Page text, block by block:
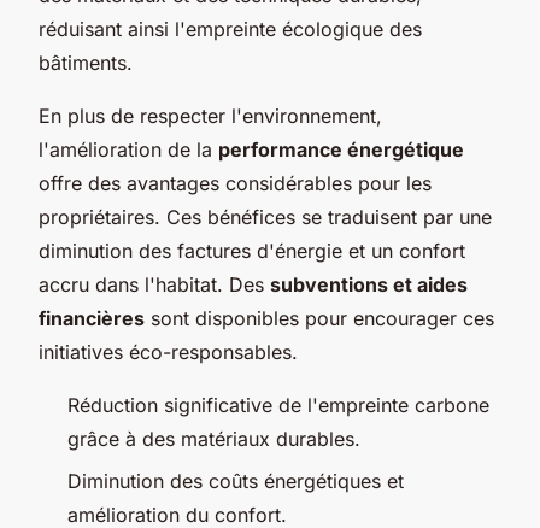
réduisant ainsi l'empreinte écologique des
bâtiments.
En plus de respecter l'environnement,
l'amélioration de la performance énergétique
offre des avantages considérables pour les
propriétaires. Ces bénéfices se traduisent par une
diminution des factures d'énergie et un confort
accru dans l'habitat. Des subventions et aides
financières sont disponibles pour encourager ces
initiatives éco-responsables.
Réduction significative de l'empreinte carbone
grâce à des matériaux durables.
Diminution des coûts énergétiques et
amélioration du confort.